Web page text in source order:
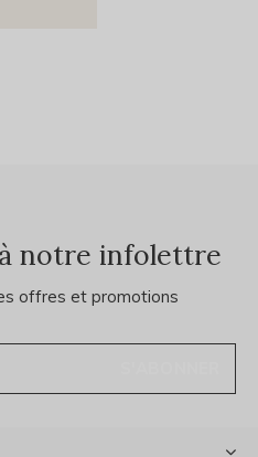
notre infolettre
offres et promotions